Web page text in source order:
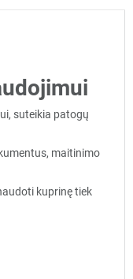
suteikia patogų
maitinimo
kuprinę tiek